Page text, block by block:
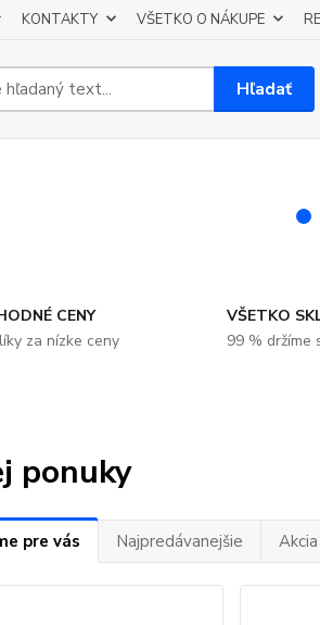
KONTAKTY VŠETKO O NÁKUPE
Hľadať
CENY
za nízke ceny
VŠETKO
99 % držíme
ponuky
pre vás Najpredávanejšie Akcia